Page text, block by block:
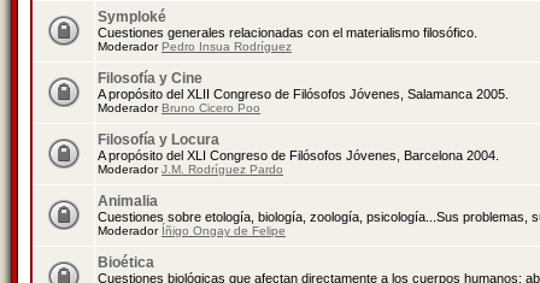
Symploké
Cuestiones generales relacionadas con el materialismo filosófico.
ModeradorPedro Insua Rodríguez
Filosofía y Cine
A propósito del XLII Congreso de Filósofos Jóvenes, Salamanca 2005.
ModeradorBruno Cicero Poo
Filosofía y Locura
A propósito del XLI Congreso de Filósofos Jóvenes, Barcelona 2004.
ModeradorJ.M. Rodríguez Pardo
Animalia
Cuestiones sobre etología, biología, zoología, psicología...Sus problemas,
Moderador Íñigo Ongay de Felipe
Bioética
Cuestiones biológicas que afectan directamente a los cuerpos humanos: